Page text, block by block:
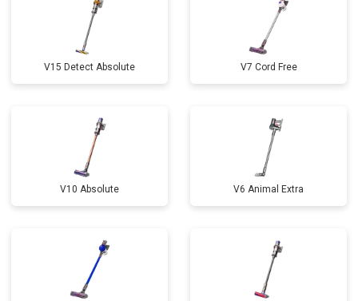
V15 Detect Absolute V7 Cord Free
V10 Absolute V6 Animal Extra